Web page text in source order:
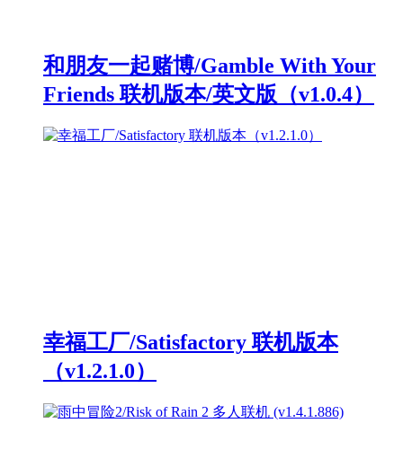
和朋友一起赌博/Gamble With Your
Friends 联机版本/英文版（v1.0.4）
幸福工厂/Satisfactory 联机版本
（v1.2.1.0）